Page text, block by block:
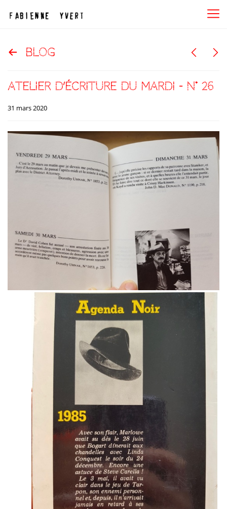
blog
atelier d’écriture du mardi – N° 26
31 mars 2020